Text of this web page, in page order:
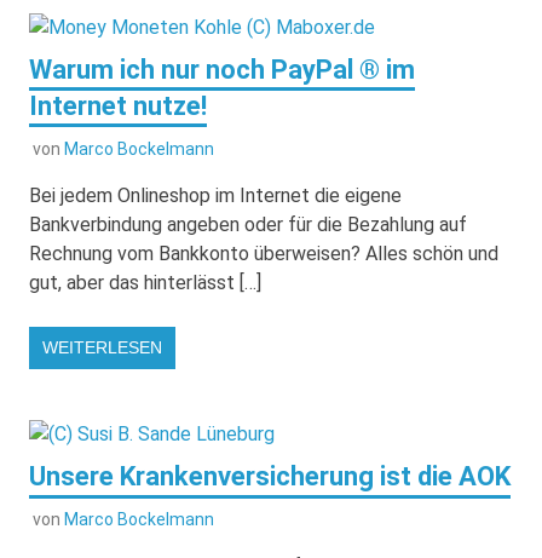
Warum ich nur noch PayPal ® im
Internet nutze!
von Marco Bockelmann
Bei jedem Onlineshop im Internet die eigene
Bankverbindung angeben oder für die Bezahlung auf
Rechnung vom Bankkonto überweisen? Alles schön und
gut, aber das hinterlässt […]
WEITERLESEN
Unsere Krankenversicherung ist die AOK
von Marco Bockelmann